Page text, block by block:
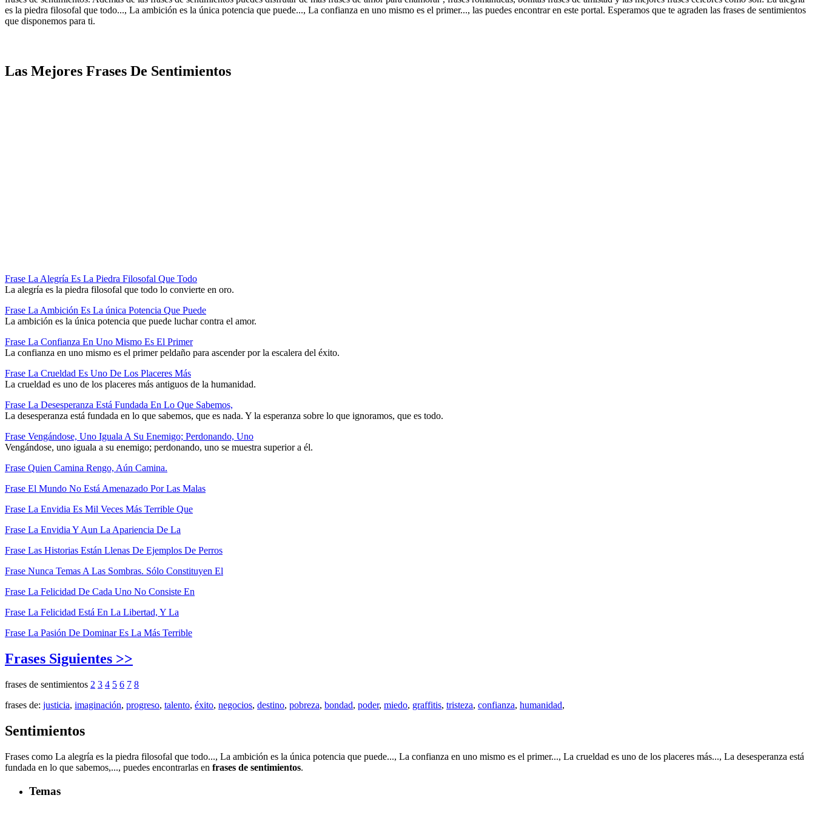
es la piedra filosofal que todo..., La ambición es la única potencia que puede..., La confianza en uno mismo es el primer..., las puedes encontrar en este portal. Esperamos que te agraden las frases de sentimientos
que disponemos para ti.
Las Mejores Frases De Sentimientos
Frase La Alegría Es La Piedra Filosofal Que Todo
La alegría es la piedra filosofal que todo lo convierte en oro.
Frase La Ambición Es La única Potencia Que Puede
La ambición es la única potencia que puede luchar contra el amor.
Frase La Confianza En Uno Mismo Es El Primer
La confianza en uno mismo es el primer peldaño para ascender por la escalera del éxito.
Frase La Crueldad Es Uno De Los Placeres Más
La crueldad es uno de los placeres más antiguos de la humanidad.
Frase La Desesperanza Está Fundada En Lo Que Sabemos,
La desesperanza está fundada en lo que sabemos, que es nada. Y la esperanza sobre lo que ignoramos, que es todo.
Frase Vengándose, Uno Iguala A Su Enemigo; Perdonando, Uno
Vengándose, uno iguala a su enemigo; perdonando, uno se muestra superior a él.
Frase Quien Camina Rengo, Aún Camina.
Frase El Mundo No Está Amenazado Por Las Malas
Frase La Envidia Es Mil Veces Más Terrible Que
Frase La Envidia Y Aun La Apariencia De La
Frase Las Historias Están Llenas De Ejemplos De Perros
Frase Nunca Temas A Las Sombras. Sólo Constituyen El
Frase La Felicidad De Cada Uno No Consiste En
Frase La Felicidad Está En La Libertad, Y La
Frase La Pasión De Dominar Es La Más Terrible
Frases Siguientes >>
frases de sentimientos 2 3 4 5 6 7 8
frases de: justicia, imaginación, progreso, talento, éxito, negocios, destino, pobreza, bondad, poder, miedo, graffitis, tristeza, confianza, humanidad,
Sentimientos
Frases como La alegría es la piedra filosofal que todo..., La ambición es la única potencia que puede..., La confianza en uno mismo es el primer..., La crueldad es uno de los placeres más..., La desesperanza está
fundada en lo que sabemos,..., puedes encontrarlas en frases de sentimientos.
Temas